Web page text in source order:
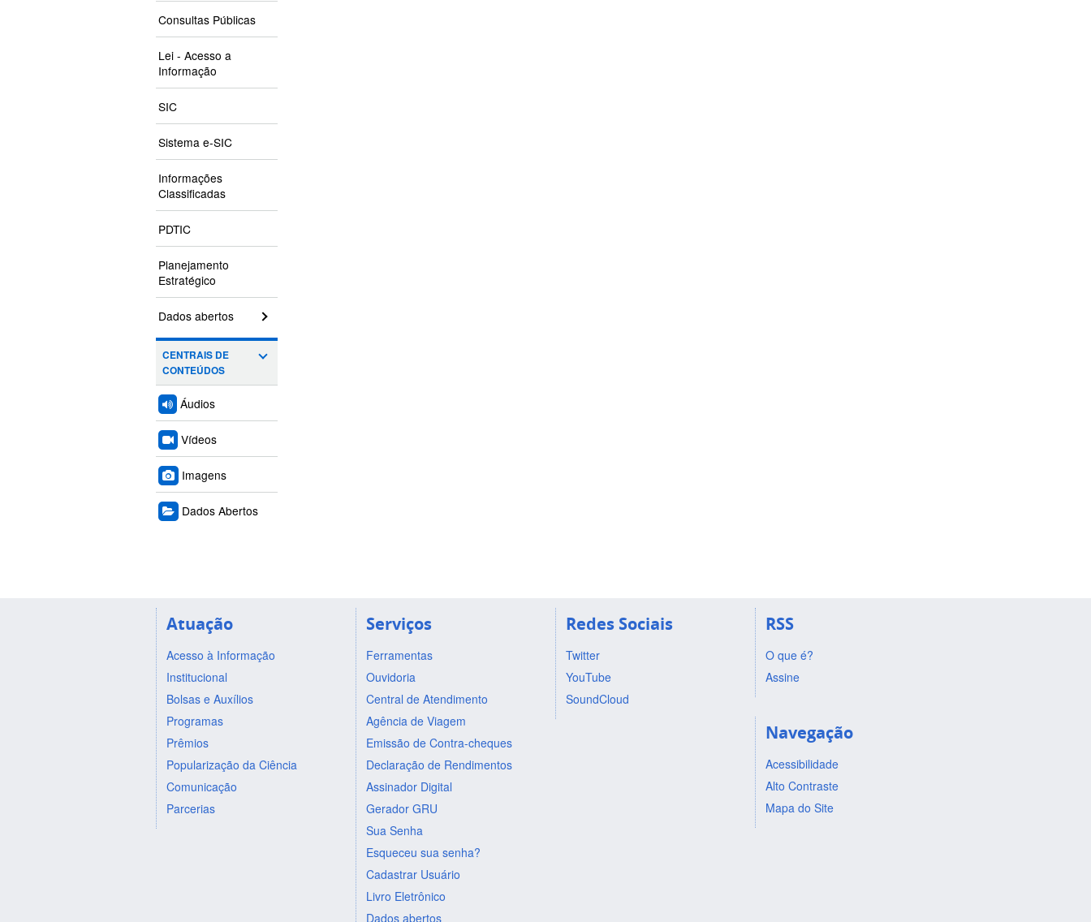
Consultas Públicas
Lei - Acesso a
Informação
SIC
Sistema e-SIC
Informações
Classificadas
PDTIC
Planejamento
Estratégico
Dados abertos
CENTRAIS DE
CONTEÚDOS
Áudios
Vídeos
Imagens
Dados Abertos
Atuação
Acesso à Informação
Institucional
Bolsas e Auxílios
Programas
Prêmios
Popularização da Ciência
Comunicação
Parcerias
Serviços
Ferramentas
Ouvidoria
Central de Atendimento
Agência de Viagem
Emissão de Contra-cheques
Declaração de Rendimentos
Assinador Digital
Gerador GRU
Sua Senha
Esqueceu sua senha?
Cadastrar Usuário
Livro Eletrônico
Dados abertos
Redes Sociais
Twitter
YouTube
SoundCloud
RSS
O que é?
Assine
Navegação
Acessibilidade
Alto Contraste
Mapa do Site